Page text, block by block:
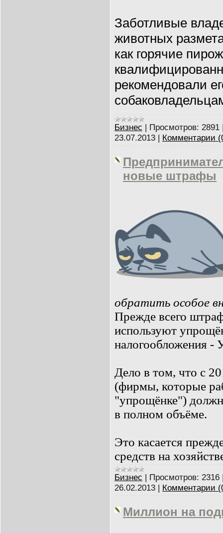
Заботливые
животных
как горячие
рекомендовали
Бизнес | Просмотров: 2891
23.07.2013 | Комментарии
новые штрафы
обратить особое
Прежде всего
используют
налогообложения
Дело в том, что с
(фирмы, которые
"упрощёнке")
в полном объёме.
Это касается
средств на
Бизнес | Просмотров: 2316
26.02.2013 | Комментарии
Миллион на